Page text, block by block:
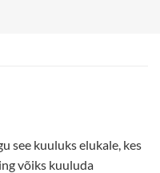
see kuuluks elukale, kes
võiks kuuluda